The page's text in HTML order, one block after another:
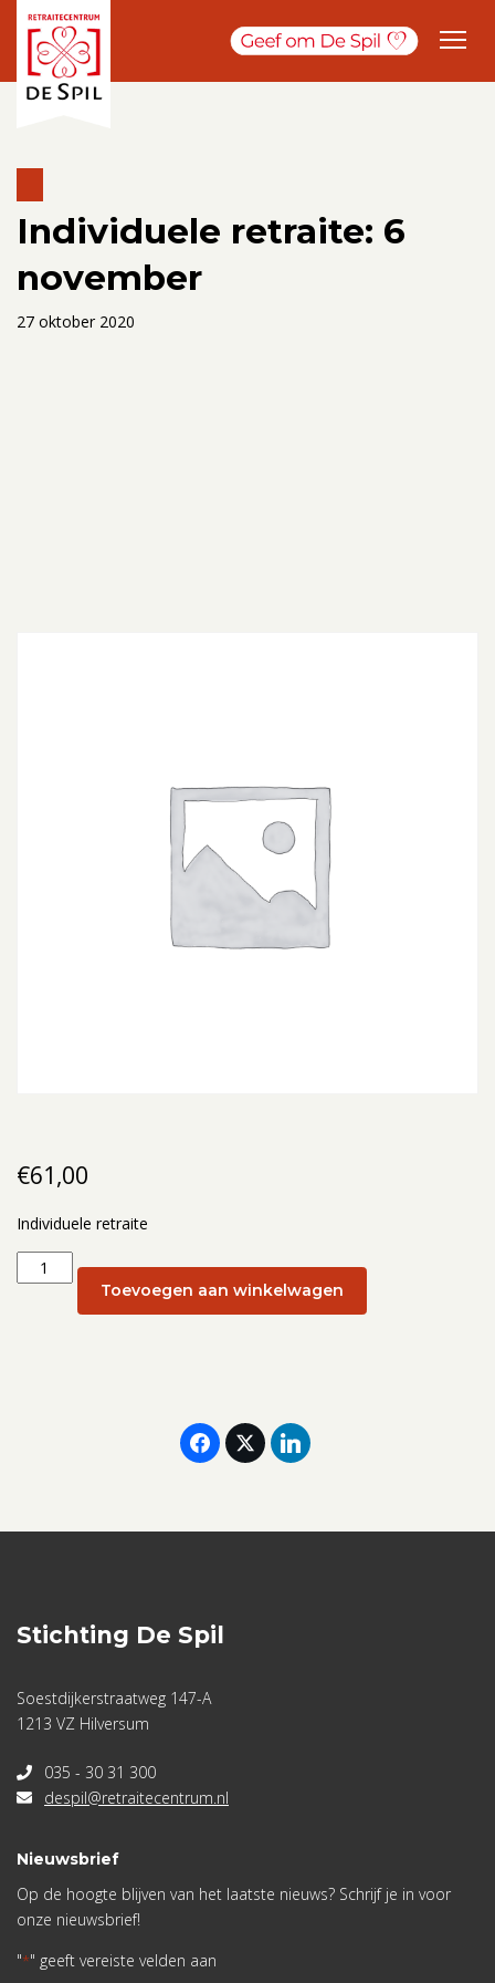
Individuele retraite: 6
november
27 oktober 2020
€61,00
Individuele retraite
Individuele
retraite:
Toevoegen aan winkelwagen
Stichting De Spil
Soestdijkerstraatweg 147-A
1213 VZ Hilversum
035 - 30 31 300
despil@retraitecentrum.nl
Nieuwsbrief
Op de hoogte blijven van het laatste nieuws? Schrijf je in voor
onze nieuwsbrief!
"*" geeft vereiste velden aan